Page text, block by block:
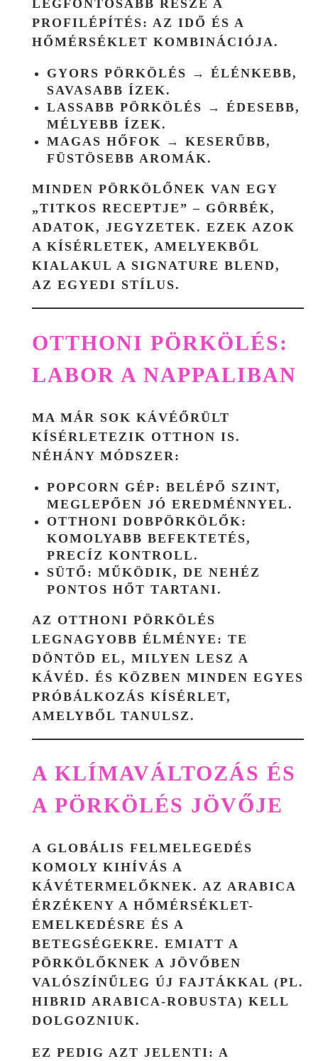
LEGFONTOSABB RÉSZE A
PROFILÉPÍTÉS: AZ IDŐ ÉS A
HŐMÉRSÉKLET KOMBINÁCIÓJA.
GYORS PÖRKÖLÉS → ÉLÉNKEBB,
SAVASABB ÍZEK.
LASSABB PÖRKÖLÉS → ÉDESEBB,
MÉLYEBB ÍZEK.
MAGAS HŐFOK → KESERŰBB,
FÜSTÖSEBB AROMÁK.
MINDEN PÖRKÖLŐNEK VAN EGY
„TITKOS RECEPTJE” – GÖRBÉK,
ADATOK, JEGYZETEK. EZEK AZOK
A KÍSÉRLETEK, AMELYEKBŐL
KIALAKUL A SIGNATURE BLEND,
AZ EGYEDI STÍLUS.
OTTHONI PÖRKÖLÉS:
LABOR A NAPPALIBAN
MA MÁR SOK KÁVÉŐRÜLT
KÍSÉRLETEZIK OTTHON IS.
NÉHÁNY MÓDSZER:
POPCORN GÉP: BELÉPŐ SZINT,
MEGLEPŐEN JÓ EREDMÉNNYEL.
OTTHONI DOBPÖRKÖLŐK :
KOMOLYABB BEFEKTETÉS,
PRECÍZ KONTROLL.
SÜTŐ : MŰKÖDIK, DE NEHÉZ
PONTOS HŐT TARTANI.
AZ OTTHONI PÖRKÖLÉS
LEGNAGYOBB ÉLMÉNYE: TE
DÖNTÖD EL, MILYEN LESZ A
KÁVÉD. ÉS KÖZBEN MINDEN EGYES
PRÓBÁLKOZÁS KÍSÉRLET,
AMELYBŐL TANULSZ.
A KLÍMAVÁLTOZÁS ÉS
A PÖRKÖLÉS JÖVŐJE
A GLOBÁLIS FELMELEGEDÉS
KOMOLY KIHÍVÁS A
KÁVÉTERMELŐKNEK. AZ ARABICA
ÉRZÉKENY A HŐMÉRSÉKLET-
EMELKEDÉSRE ÉS A
BETEGSÉGEKRE. EMIATT A
PÖRKÖLŐKNEK A JÖVŐBEN
VALÓSZÍNŰLEG ÚJ FAJTÁKKAL (PL.
HIBRID ARABICA-ROBUSTA) KELL
DOLGOZNIUK.
EZ PEDIG AZT JELENTI: A